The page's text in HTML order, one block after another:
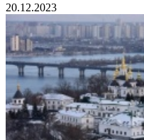
20.12.2023